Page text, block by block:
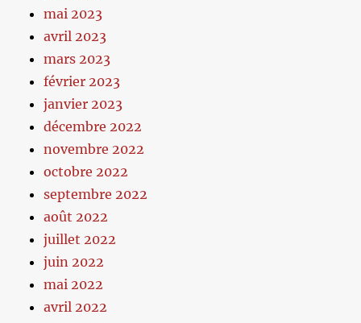
mai 2023
avril 2023
mars 2023
février 2023
janvier 2023
décembre 2022
novembre 2022
octobre 2022
septembre 2022
août 2022
juillet 2022
juin 2022
mai 2022
avril 2022